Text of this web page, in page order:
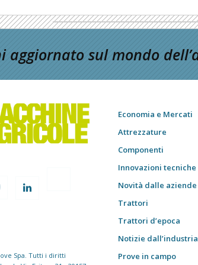
aggiornato sul mondo
Spa. Tutti i diritti
Economia e Mercati
Attrezzature
Componenti
Innovazioni tecniche
Novità dalle aziende
Trattori
Trattori d’epoca
Notizie dall’industria
Prove in campo